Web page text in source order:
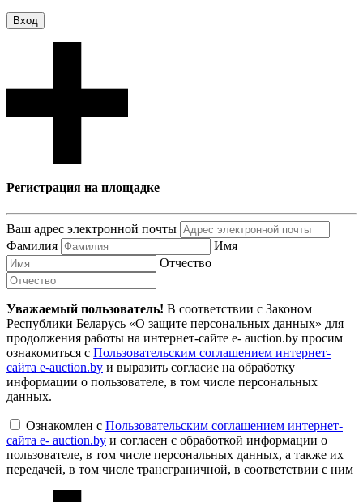
Вход
Регистрация на площадке
Ваш адрес электронной почты
Фамилия
Имя
Отчество
Уважаемый пользователь! В соответствии с Законом
Республики Беларусь «О защите персональных данных» для
продолжения работы на интернет-сайте e- auction.by просим
ознакомиться с Пользовательским соглашением интернет-
сайта e-auction.by и выразить согласие на обработку
информации о пользователе, в том числе персональных
данных.
Ознакомлен с Пользовательским соглашением интернет-
сайта e- auction.by и согласен с обработкой информации о
пользователе, в том числе персональных данных, а также их
передачей, в том числе трансграничной, в соответствии с ним